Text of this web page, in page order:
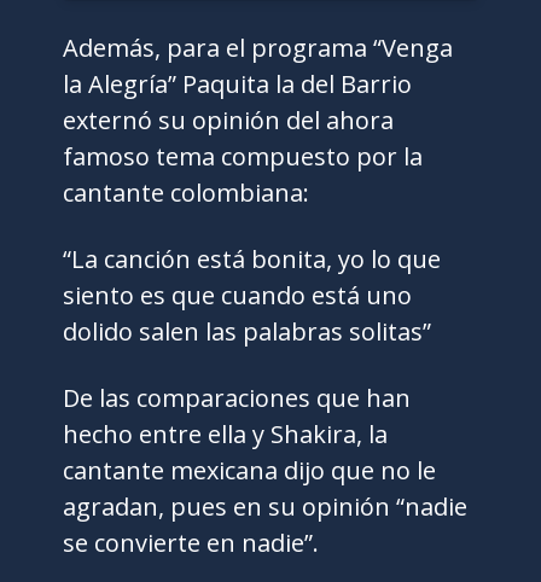
Además, para el programa “Venga
la Alegría” Paquita la del Barrio
externó su opinión del ahora
famoso tema compuesto por la
cantante colombiana:
“La canción está bonita, yo lo que
siento es que cuando está uno
dolido salen las palabras solitas”
De las comparaciones que han
hecho entre ella y Shakira, la
cantante mexicana dijo que no le
agradan, pues en su opinión “nadie
se convierte en nadie”.